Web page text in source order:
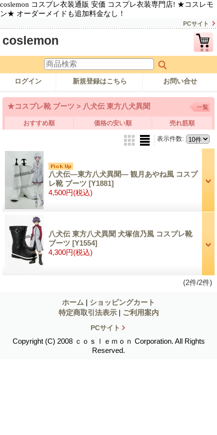
coslemon コスプレ衣装通販 安価 コスプレ衣装専門店! ★コスレモ
ン★ オーダーメイドも追加料金なし！
PCサイト
coslemon
ログイン 新規登録はこちら お問い合せ
★コスプレ靴 ブーツ > 八犬伝 東方八犬異聞 一覧
おすすめ順 価格の安い順 売れ筋順
表示件数:
八犬伝―東方八犬異聞― 観月あやね風 コスプ
レ靴 ブーツ [Y1881]
4,500円(税込)
八犬伝 東方八犬異聞 犬塚信乃風 コスプレ靴
ブーツ [Y1554]
4,300円(税込)
(2件/2件)
ホーム | ショッピングカート
特定商取引法表示 | ご利用案内
PCサイト
Copyright (C) 2008 ｃｏｓｌｅｍｏｎ Corporation. All Rights
Reserved.